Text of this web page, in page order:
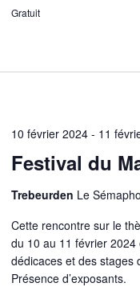
Gratuit
Festival du
10 février 2024- 11
Trebeurden Le
Cette rencontre sur le
du 10 au 11 février
dédicaces et des stages
Présence d’exposants.